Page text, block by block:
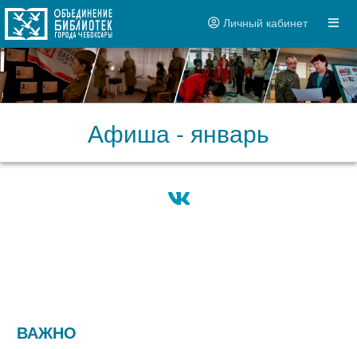
Личный кабинет
Афиша - январь
ВАЖНО